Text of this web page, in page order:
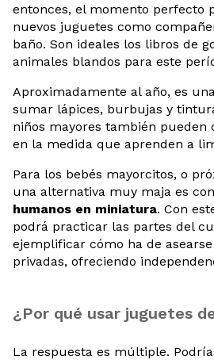
entonces, el momento perfecto
nuevos juguetes como
baño. Son ideales los libros de
animales blandos para este
Aproximadamente al año, es
sumar lápices, burbujas y
niños mayores también pueden
en la medida que aprenden a
Para los bebés mayorcitos, o
una alternativa muy maja es
humanos en miniatura. Con
podrá practicar las partes del
ejemplificar cómo ha de
privadas, ofreciendo
¿Por qué usar juguetes
La respuesta es múltiple.